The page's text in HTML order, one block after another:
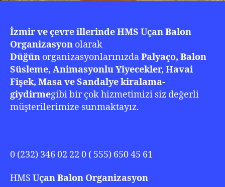
İzmir ve çevre illerinde HMS Uçan Balon
Organizasyon olarak
Düğün organizasyonlarınızdaPalyaço, Balon
Süsleme, Animasyonlu Yiyecekler, Havai
Fişek, Masa ve Sandalye kiralama-
giydirmegibi bir çok hizmetimizi siz değerli
müşterilerimize sunmaktayız.
0 (232) 346 02 22 0 ( 555) 650 45 61
HMS Uçan Balon Organizasyon